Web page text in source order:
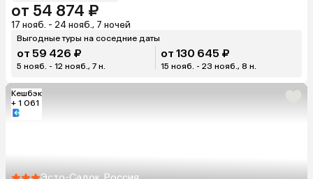
от 54 874 ₽
17 нояб. - 24 нояб., 7 ночей
Выгодные туры на соседние даты
от 59 426 ₽
5 нояб. - 12 нояб., 7 н.
от 130 645 ₽
15 нояб. - 23 нояб., 8 н.
Кешбэк
+ 1 061